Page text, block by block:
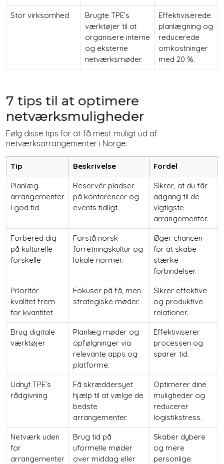
Stor virksomhed
Brugte TPE’s
værktøjer til at
organisere interne
og eksterne
netværksmøder.
Effektiviserede
planlægning og
reducerede
omkostninger
med 20 %.
7 tips til at optimere
netværksmuligheder
Følg disse tips for at få mest muligt ud af
netværksarrangementer i Norge:
Tip Beskrivelse Fordel
Planlæg
arrangementer
i god tid
Reservér pladser
på konferencer og
events tidligt.
Sikrer, at du får
adgang til de
vigtigste
arrangementer.
Forbered dig
på kulturelle
forskelle
Forstå norsk
forretningskultur og
lokale normer.
Øger chancen
for at skabe
stærke
forbindelser.
Prioritér
kvalitet frem
for kvantitet
Fokuser på få, men
strategiske møder.
Sikrer effektive
og produktive
relationer.
Brug digitale
værktøjer
Planlæg møder og
opfølgninger via
relevante apps og
platforme.
Effektiviserer
processen og
sparer tid.
Udnyt TPE’s
rådgivning
Få skræddersyet
hjælp til at vælge de
bedste
arrangementer.
Optimerer dine
muligheder og
reducerer
logistikstress.
Netværk uden
for
arrangementer
Brug tid på
uformelle møder
over middag eller
Skaber dybere
og mere
personlige